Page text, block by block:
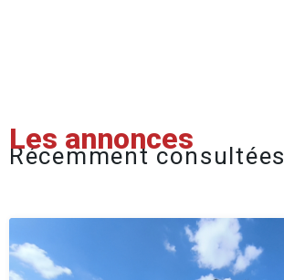
Les annonces
Récemment consultées